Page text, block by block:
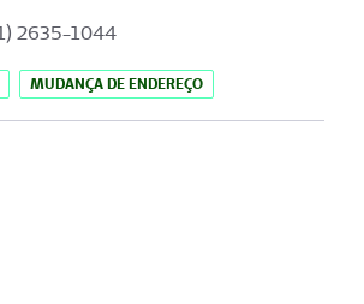
2635-1044
MUDANÇA DE ENDEREÇO